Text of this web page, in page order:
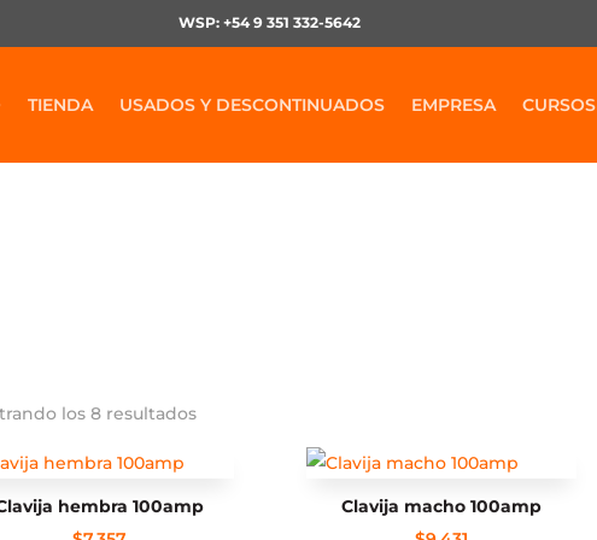
WSP: +54 9 351 332-5642
TIENDA USADOS Y DESCONTINUADOS EMPRESA CURSOS
los 8 resultados
hembra 100amp
Clavija macho 100amp